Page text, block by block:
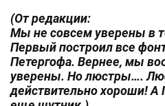
(От редакции:
Мы не совсем уверены в
Первый построил все
Петергофа. Вернее, мы
уверены. Но люстры….
действительно хороши! А